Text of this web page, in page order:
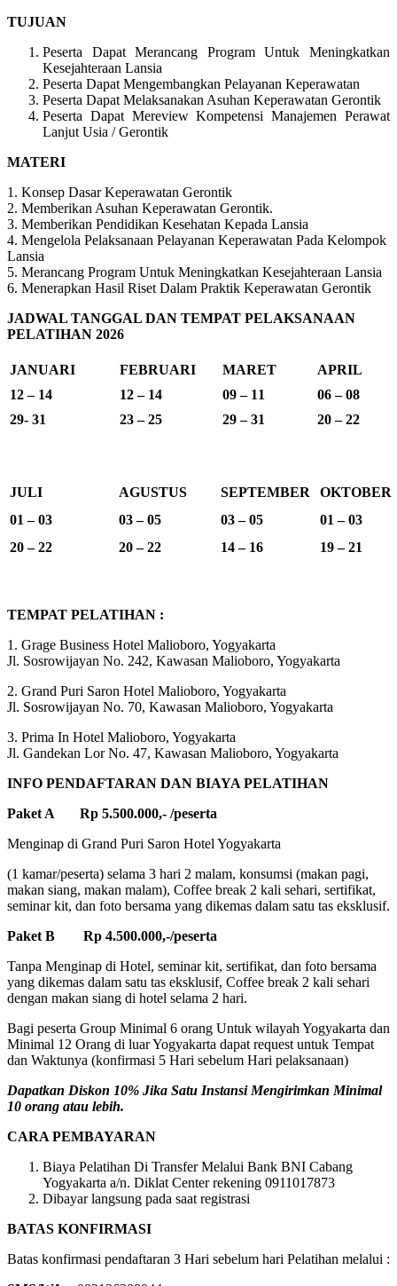
TUJUAN
Peserta Dapat Merancang Program Untuk Meningkatkan
Kesejahteraan Lansia
Peserta Dapat Mengembangkan Pelayanan Keperawatan
Peserta Dapat Melaksanakan Asuhan Keperawatan Gerontik
Peserta Dapat Mereview Kompetensi Manajemen Perawat
Lanjut Usia / Gerontik
MATERI
1. Konsep Dasar Keperawatan Gerontik
2. Memberikan Asuhan Keperawatan Gerontik.
3. Memberikan Pendidikan Kesehatan Kepada Lansia
4. Mengelola Pelaksanaan Pelayanan Keperawatan Pada Kelompok
Lansia
5. Merancang Program Untuk Meningkatkan Kesejahteraan Lansia
6. Menerapkan Hasil Riset Dalam Praktik Keperawatan Gerontik
JADWAL TANGGAL DAN TEMPAT PELAKSANAAN
PELATIHAN 2026
JANUARI FEBRUARI MARET
APRIL
12 – 14
12 – 14 09 – 11
06 – 08
29- 31
23 – 25 29 – 31 20 – 22
JULI AGUSTUS SEPTEMBER
OKTOBER
01 – 03
03 – 05 03 – 05
01 – 03
20 – 22
20 – 22 14 – 16 19 – 21
TEMPAT PELATIHAN :
1. Grage Business Hotel Malioboro, Yogyakarta
Jl. Sosrowijayan No. 242, Kawasan Malioboro, Yogyakarta
2. Grand Puri Saron Hotel Malioboro, Yogyakarta
Jl. Sosrowijayan No. 70, Kawasan Malioboro, Yogyakarta
3. Prima In Hotel Malioboro, Yogyakarta
Jl. Gandekan Lor No. 47, Kawasan Malioboro, Yogyakarta
INFO PENDAFTARAN DAN BIAYA PELATIHAN
Paket A Rp 5.500.000,- /peserta
Menginap di Grand Puri Saron Hotel Yogyakarta
(1 kamar/peserta) selama 3 hari 2 malam, konsumsi (makan pagi,
makan siang, makan malam), Coffee break 2 kali sehari, sertifikat,
seminar kit, dan foto bersama yang dikemas dalam satu tas eksklusif.
Paket B Rp 4.500.000,-/peserta
Tanpa Menginap di Hotel, seminar kit, sertifikat, dan foto bersama
yang dikemas dalam satu tas eksklusif, Coffee break 2 kali sehari
dengan makan siang di hotel selama 2 hari.
Bagi peserta Group Minimal 6 orang Untuk wilayah Yogyakarta dan
Minimal 12 Orang di luar Yogyakarta dapat request untuk Tempat
dan Waktunya (konfirmasi 5 Hari sebelum Hari pelaksanaan)
Dapatkan Diskon 10% Jika Satu Instansi Mengirimkan Minimal
10 orang atau lebih.
CARA PEMBAYARAN
Biaya Pelatihan Di Transfer Melalui Bank BNI Cabang
Yogyakarta a/n. Diklat Center rekening 0911017873
Dibayar langsung pada saat registrasi
BATAS KONFIRMASI
Batas konfirmasi pendaftaran 3 Hari sebelum hari Pelatihan melalui :